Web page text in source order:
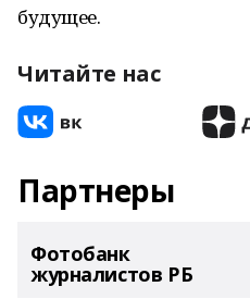
будущее.
Читайте нас
Партнеры
Фотобанк
журналистов РБ